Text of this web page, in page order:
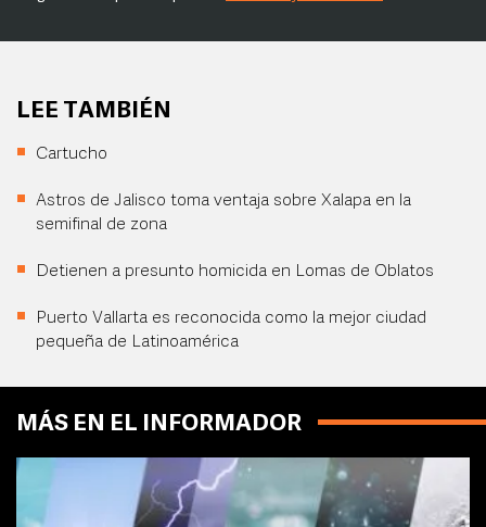
LEE TAMBIÉN
Cartucho
Astros de Jalisco toma ventaja sobre Xalapa en la
semifinal de zona
Detienen a presunto homicida en Lomas de Oblatos
Puerto Vallarta es reconocida como la mejor ciudad
pequeña de Latinoamérica
MÁS EN EL INFORMADOR